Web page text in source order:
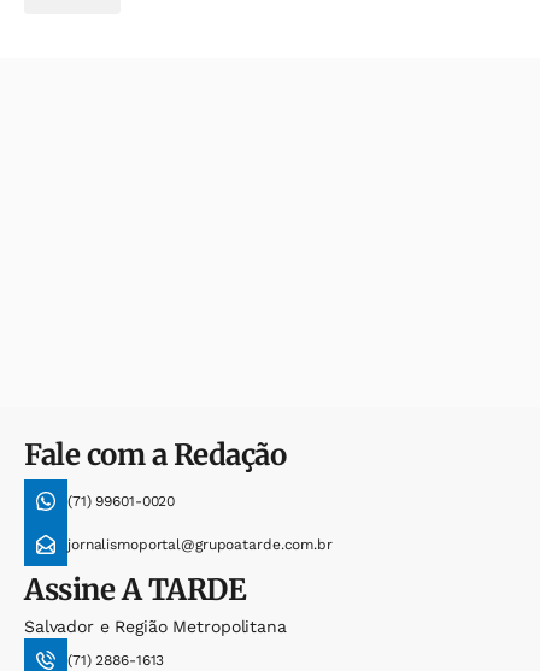
Fale com a Redação
(71) 99601-0020
jornalismoportal@grupoatarde.com.br
AssineA TARDE
Salvador e Região Metropolitana
(71) 2886-1613